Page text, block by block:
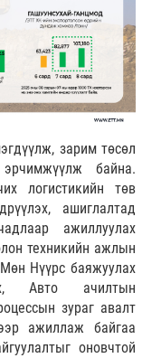
зарим төсөл
байна.
логистикийн төв
ашиглалтад
ажиллуулах
техникийн ажлын
Нүүрс баяжуулах
Авто ачилтын
зураг авалт
ажиллаж байгаа
оновчтой